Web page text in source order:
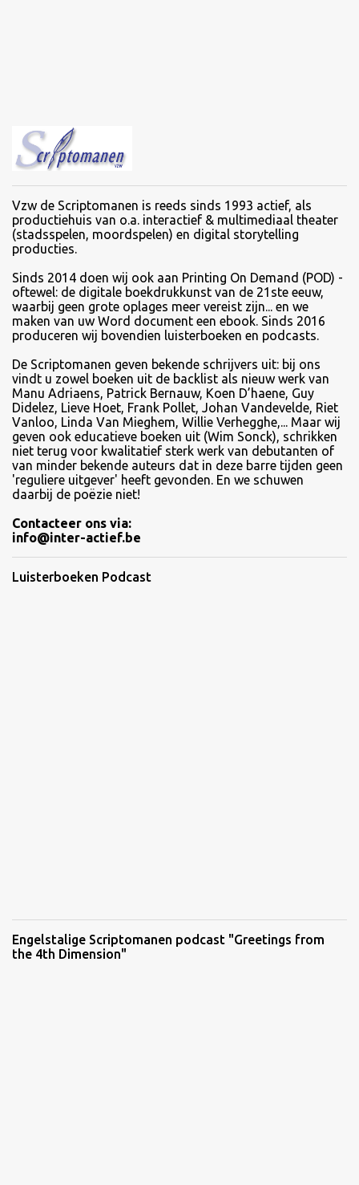
Vzw de Scriptomanen is reeds sinds 1993 actief, als
productiehuis van o.a. interactief & multimediaal theater
(stadsspelen, moordspelen) en digital storytelling
producties.
Sinds 2014 doen wij ook aan Printing On Demand (POD) -
oftewel: de digitale boekdrukkunst van de 21ste eeuw,
waarbij geen grote oplages meer vereist zijn... en we
maken van uw Word document een ebook. Sinds 2016
produceren wij bovendien luisterboeken en podcasts.
De Scriptomanen geven bekende schrijvers uit: bij ons
vindt u zowel boeken uit de backlist als nieuw werk van
Manu Adriaens, Patrick Bernauw, Koen D’haene, Guy
Didelez, Lieve Hoet, Frank Pollet, Johan Vandevelde, Riet
Vanloo, Linda Van Mieghem, Willie Verhegghe,... Maar wij
geven ook educatieve boeken uit (Wim Sonck), schrikken
niet terug voor kwalitatief sterk werk van debutanten of
van minder bekende auteurs dat in deze barre tijden geen
'reguliere uitgever' heeft gevonden. En we schuwen
daarbij de poëzie niet!
Contacteer ons via:
info@inter-actief.be
Luisterboeken Podcast
Engelstalige Scriptomanen podcast "Greetings from
the 4th Dimension"